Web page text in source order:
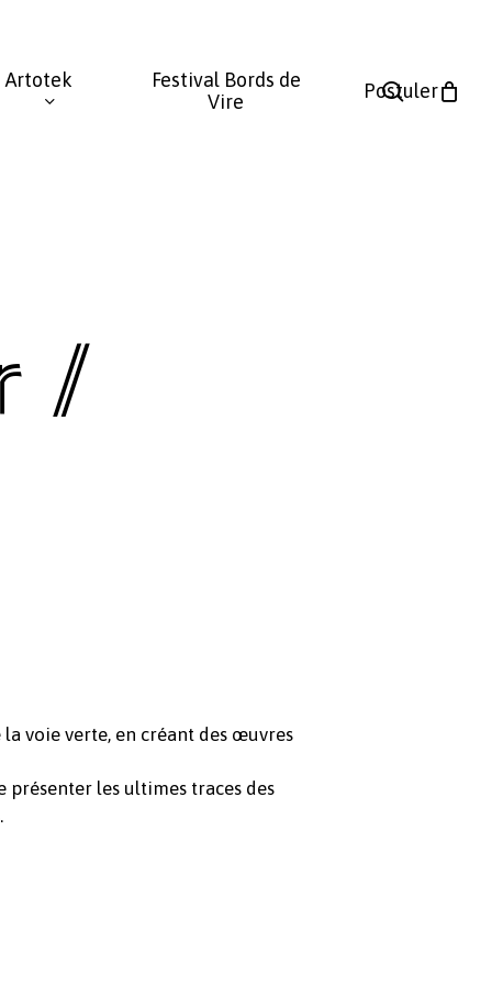
Artotek
Festival Bords de
Vire
Postuler
search
panier
/
voie verte, en créant des œuvres
présenter les ultimes traces des